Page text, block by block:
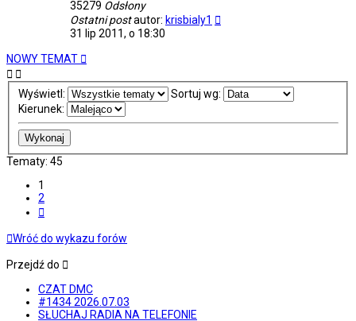
35279 Odsłony
Ostatni postautor: krisbialy1
31 lip 2011, o 18:30
NOWY TEMAT
Wyświetl:
Sortuj wg:
Kierunek:
Tematy: 45
1
2
Wróć do wykazu forów
Przejdź do
CZAT DMC
#1434 2026.07.03
SŁUCHAJ RADIA NA TELEFONIE